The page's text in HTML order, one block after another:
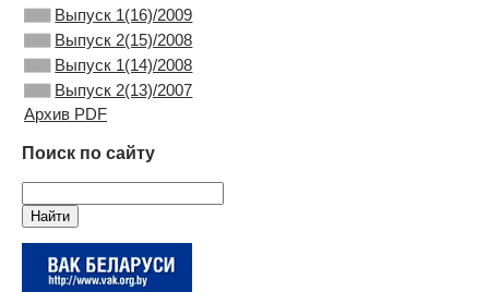
Выпуск 1(16)/2009
Выпуск 2(15)/2008
Выпуск 1(14)/2008
Выпуск 2(13)/2007
Архив PDF
Поиск по сайту